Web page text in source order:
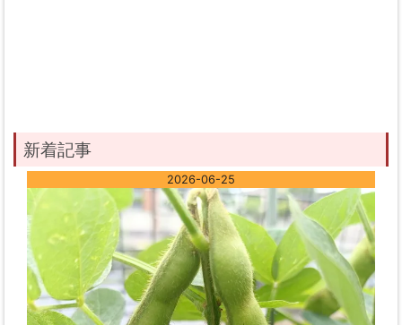
新着記事
2026-06-25